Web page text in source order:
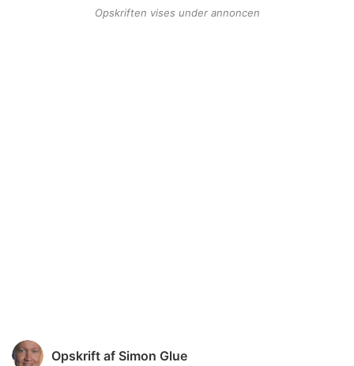
Opskriften vises under annoncen
Opskrift af Simon Glue